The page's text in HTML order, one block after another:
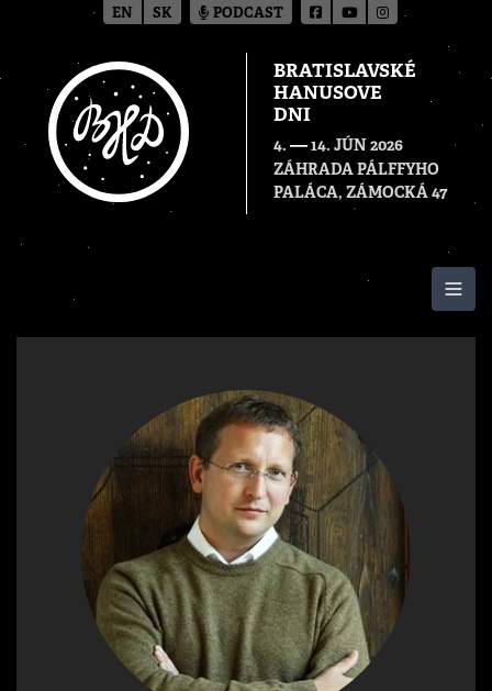
BRATISLAVSKÉ
HANUSOVE
DNI
4. — 14. JÚN 2026
ZÁHRADA PÁLFFYHO
PALÁCA, ZÁMOCKÁ 47
EN SK PODCAST